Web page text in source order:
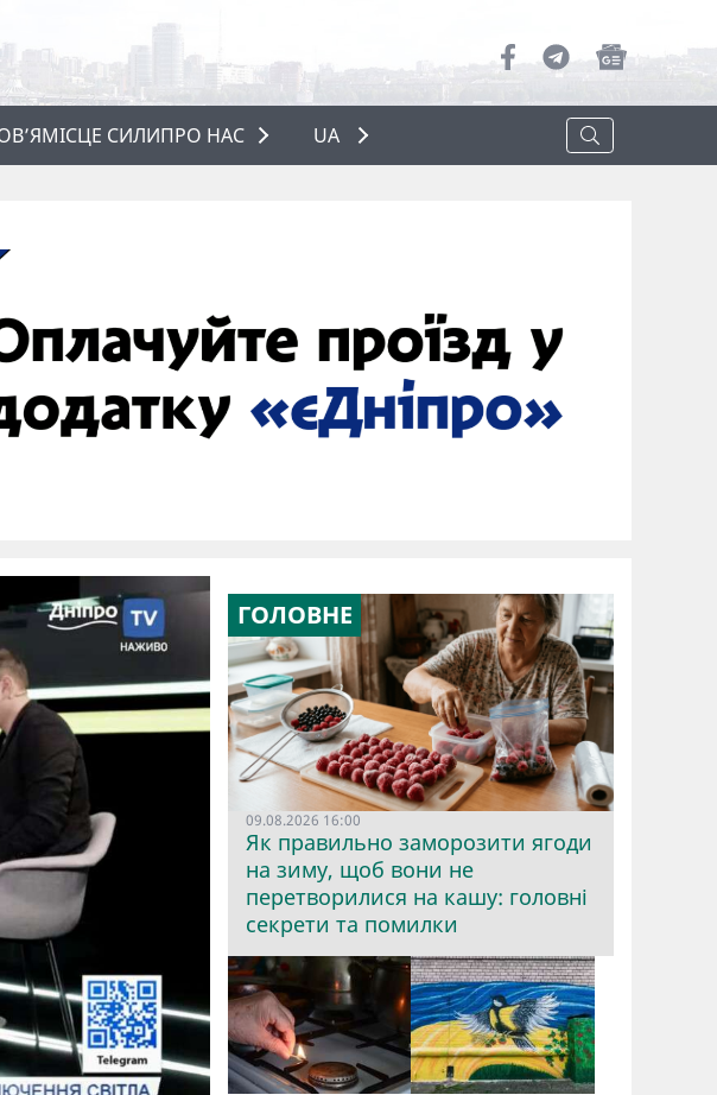
МІСЦЕ СИЛИПРО НАС
ПРО НАС
UA
ГОЛОВНЕ
09.08.2026 16:00
Як правильно заморозити ягоди
на зиму, щоб вони не
перетворилися на кашу: головні
секрети та помилки